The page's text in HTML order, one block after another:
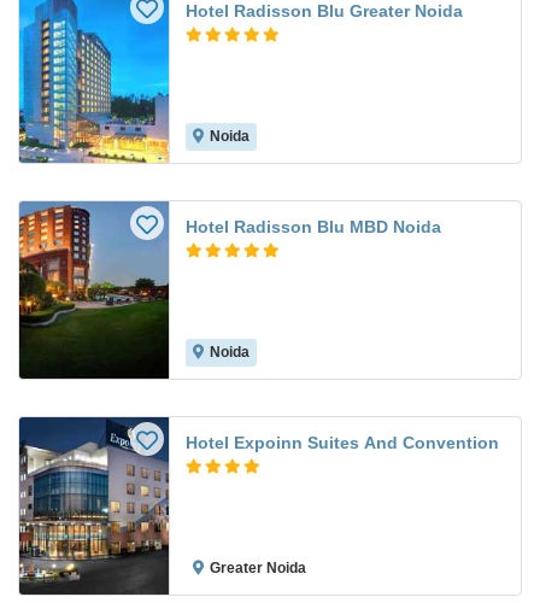
Hotel Radisson Blu Greater Noida
Noida
Hotel Radisson Blu MBD Noida
Noida
Hotel Expoinn Suites And Convention
Greater Noida